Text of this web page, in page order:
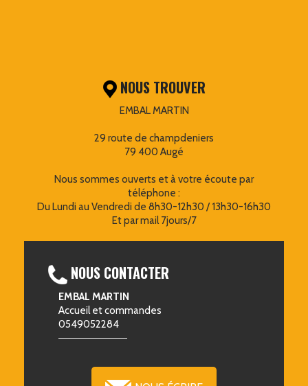
NOUS TROUVER
EMBAL MARTIN
29 route de champdeniers
79 400 Augé
Nous sommes ouverts et à votre écoute par
téléphone :
Du Lundi au Vendredi de 8h30-12h30 / 13h30-16h30
Et par mail 7jours/7
NOUS CONTACTER
EMBAL MARTIN
Accueil et commandes
0549052284